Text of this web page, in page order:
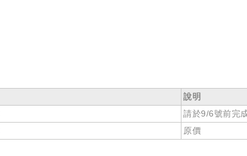
說明
請於9/6號前完
原價